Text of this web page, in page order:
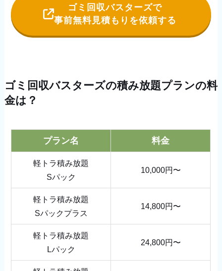
ゴミ回収バスターズで
事前無料見積もりを依頼する
ゴミ回収バスターズの積み放題プランの料
金は？
プラン名 料金
軽トラ積み放題
Sパック
10,000円〜
軽トラ積み放題
Sパックプラス
14,800円〜
軽トラ積み放題
Lパック
24,800円〜